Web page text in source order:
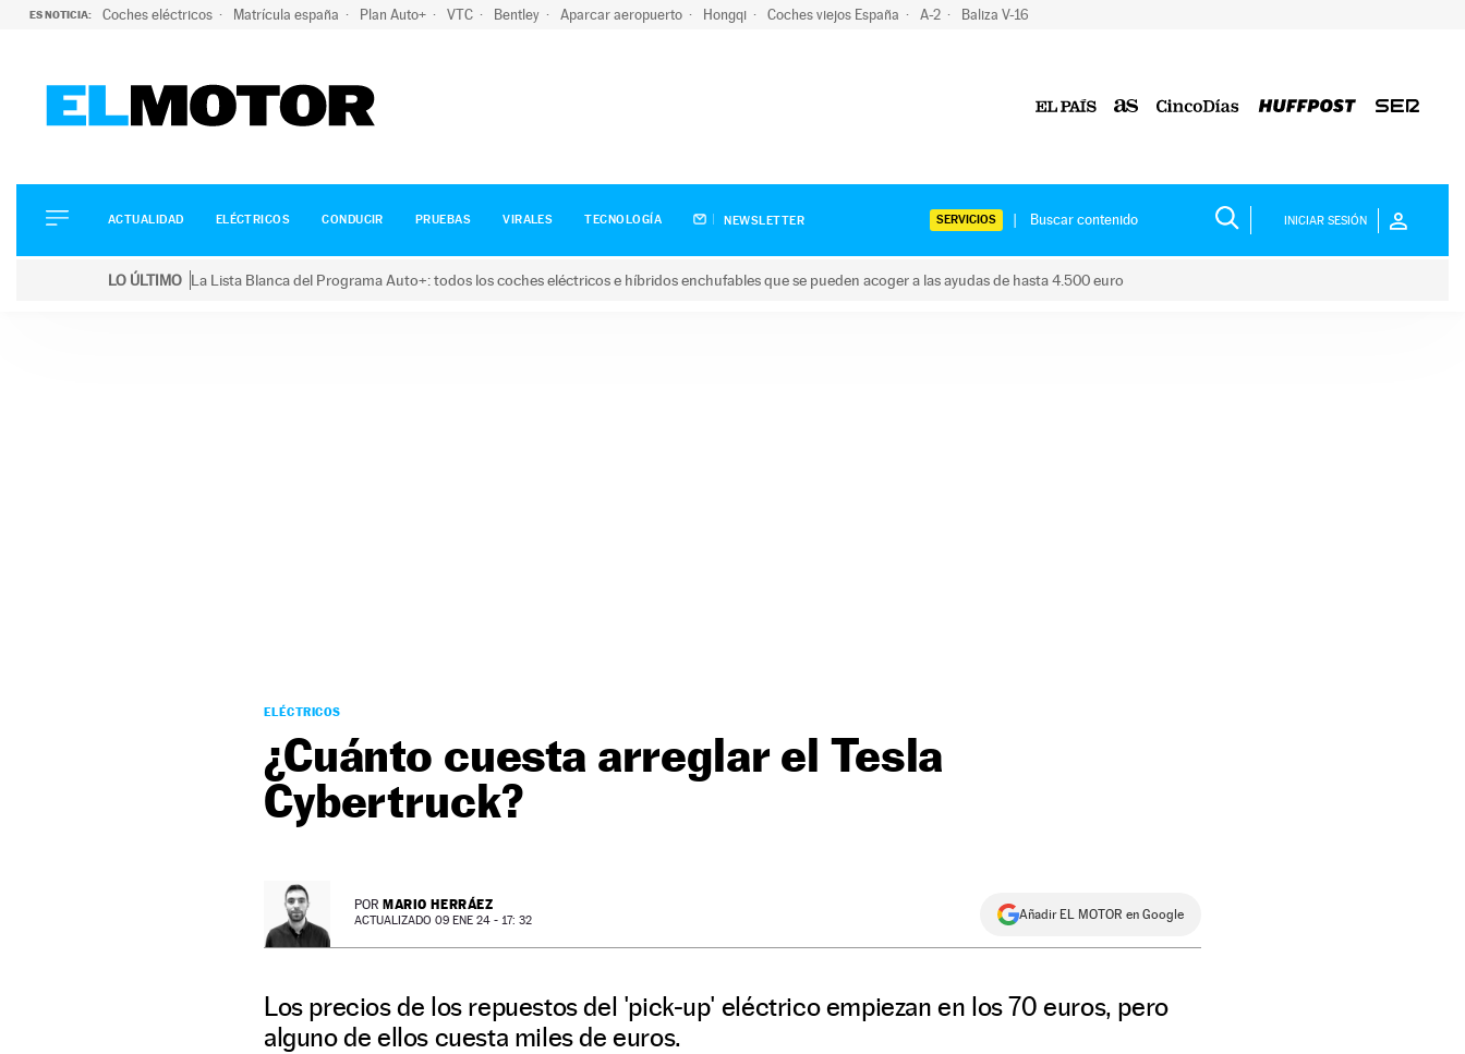
ES NOTICIA: Coches eléctricos Matrícula españa Plan Auto+ VTC Bentley Aparcar aeropuerto Hongqi Coches viejos España A-2 Baliza V-16
ELÉCTRICOS
CONDUCIR
ACTUALIDAD ELÉCTRICOS CONDUCIR PRUEBAS VIRALES TECNOLOGÍA NEWSLETTER SERVICIOS INICIAR SESIÓN
LO ÚLTIMO La Lista Blanca del Programa Auto+: todos los coches eléctricos e híbridos enchufables que se pueden acoger a las ayudas de hasta 4.500 euro
ELÉCTRICOS
¿Cuánto cuesta arreglar el Tesla
Cybertruck?
POR MARIO HERRÁEZ
ACTUALIZADO 09 ENE 24 - 17: 32 Añadir EL MOTOR en Google
Los precios de los repuestos del 'pick-up' eléctrico empiezan en los 70 euros, pero
alguno de ellos cuesta miles de euros.